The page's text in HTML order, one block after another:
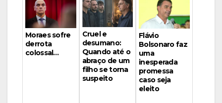
Moraes sofre
derrota
colossal…
Cruel e
desumano:
Quando até o
abraço de um
filho se torna
suspeito
Flávio
Bolsonaro faz
uma
inesperada
promessa
caso seja
eleito